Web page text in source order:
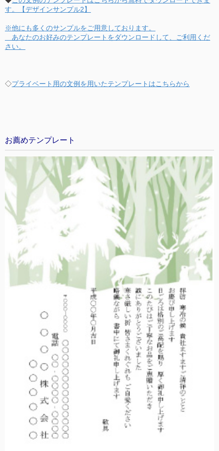
す。【デザインサンプル2】
※他にも多くのサンプルをご用意しております。
あなたのお好みのテンプレートをダウンロードして、ご利用くだ
さい。
◇プライベート用の文例を用いたテンプレートはこちらから
お薦めテンプレート